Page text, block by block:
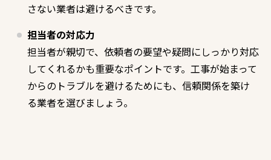
さない業者は避けるべきです。
担当者の対応力
担当者が親切で、依頼者の要望や疑問にしっかり対応
してくれるかも重要なポイントです。工事が始まって
からのトラブルを避けるためにも、信頼関係を築け
る業者を選びましょう。